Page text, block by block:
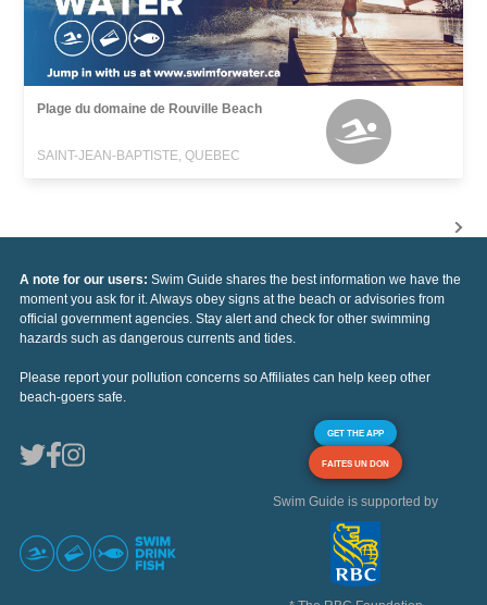
Plage du domaine de Rouville Beach
SAINT-JEAN-BAPTISTE, QUEBEC
A note for our users: Swim Guide shares the best information we have the
moment you ask for it. Always obey signs at the beach or advisories from
official government agencies. Stay alert and check for other swimming
hazards such as dangerous currents and tides.
Please report your pollution concerns so Affiliates can help keep other
beach-goers safe.
GET THE APP
FAITES UN DON
Swim Guide is supported by